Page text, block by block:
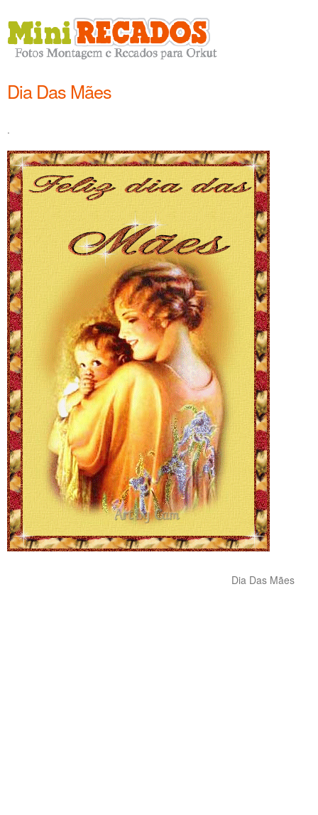
Dia Das Mães
.
Dia Das Mães